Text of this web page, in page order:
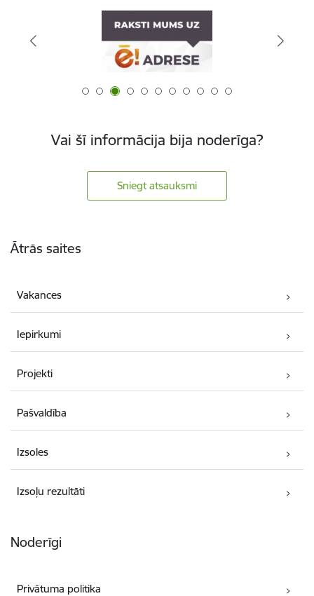
Vai šī informācija bija noderīga?
Sniegt atsauksmi
Ātrās saites
Vakances
Iepirkumi
Projekti
Pašvaldība
Izsoles
Izsoļu rezultāti
Noderīgi
Privātuma politika